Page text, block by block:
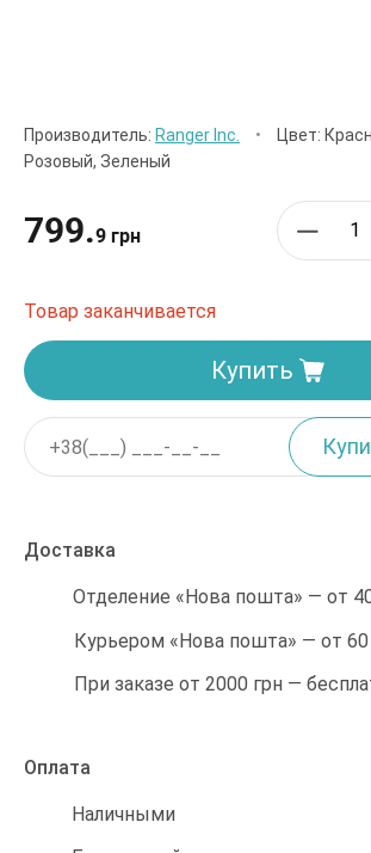
Производитель: Ranger Inc. •
Цвет:
Розовый, Зеленый
799.9 грн
Товар заканчивается
Купить
Доставка
Отделение «Нова пошта» — от
Курьером «Нова пошта» — от 60
При заказе от 2000 грн —
Оплата
Наличными